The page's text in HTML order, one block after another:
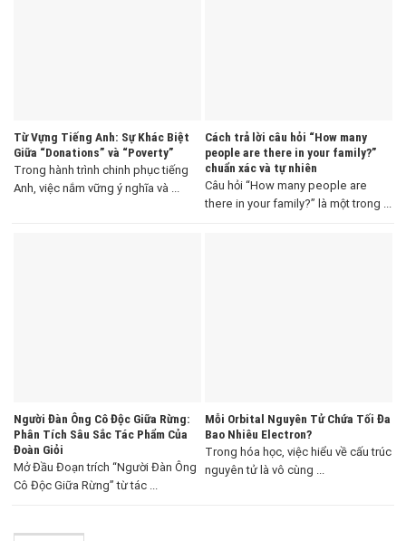
Từ Vựng Tiếng Anh: Sự Khác Biệt
Giữa “Donations” và “Poverty”
Trong hành trình chinh phục tiếng
Anh, việc nắm vững ý nghĩa và ...
Cách trả lời câu hỏi “How many
people are there in your family?”
chuẩn xác và tự nhiên
Câu hỏi “How many people are
there in your family?” là một trong ...
Người Đàn Ông Cô Độc Giữa Rừng:
Phân Tích Sâu Sắc Tác Phẩm Của
Đoàn Giỏi
Mở Đầu Đoạn trích “Người Đàn Ông
Cô Độc Giữa Rừng” từ tác ...
Mỗi Orbital Nguyên Tử Chứa Tối Đa
Bao Nhiêu Electron?
Trong hóa học, việc hiểu về cấu trúc
nguyên tử là vô cùng ...